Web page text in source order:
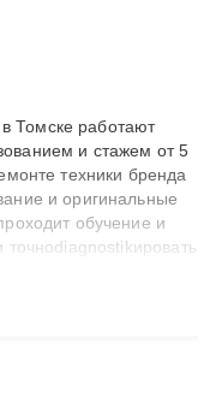
Томске работают
и стажем от 5
техники бренда
и оригинальные
обучение и
случаи: от замены